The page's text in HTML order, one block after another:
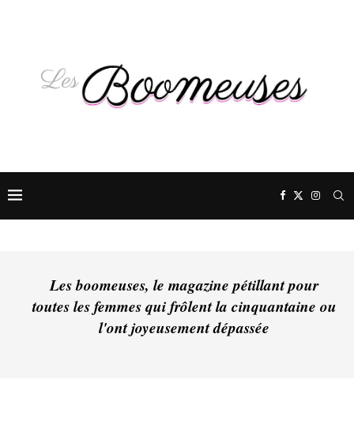
Les boomeuses, le magazine pétillant pour
toutes les femmes qui frôlent la cinquantaine ou
l'ont joyeusement dépassée